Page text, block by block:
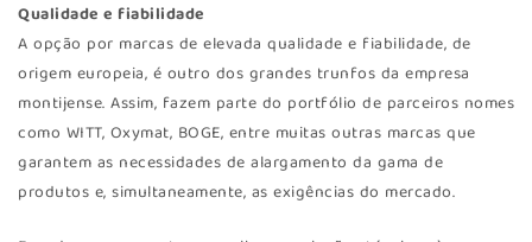
Qualidade e fiabilidade
A opção por marcas de elevada qualidade e fiabilidade, de
origem europeia, é outro dos grandes trunfos da empresa
montijense. Assim, fazem parte do portfólio de parceiros nomes
como WITT, Oxymat, BOGE, entre muitas outras marcas que
garantem as necessidades de alargamento da gama de
produtos e, simultaneamente, as exigências do mercado.